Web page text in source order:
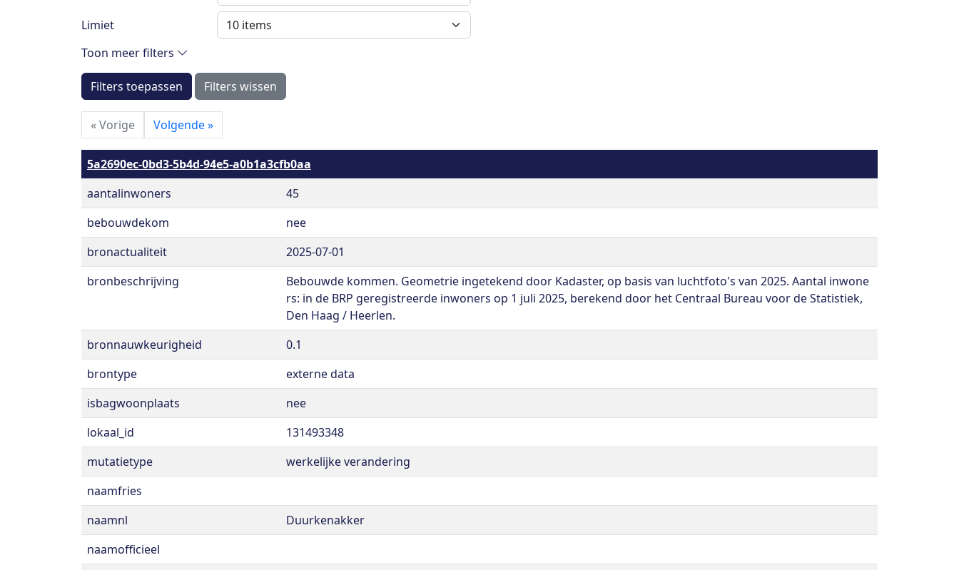
Limiet
Toon meer filters
Filters toepassen Filters wissen
«Vorige Volgende»
5a2690ec-0bd3-5b4d-94e5-a0b1a3cfb0aa
aantalinwoners
45
bebouwdekom
nee
bronactualiteit
2025-07-01
bronbeschrijving
Bebouwde kommen. Geometrie ingetekend door Kadaster, op basis van luchtfoto's van 2025. Aantal inwone
rs: in de BRP geregistreerde inwoners op 1 juli 2025, berekend door het Centraal Bureau voor de Statistiek,
Den Haag / Heerlen.
bronnauwkeurigheid
0.1
brontype
externe data
isbagwoonplaats
nee
lokaal_id
131493348
mutatietype
werkelijke verandering
naamfries
naamnl
Duurkenakker
naamofficieel